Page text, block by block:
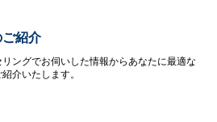
紹介
リングでお伺いした情報からあなたに最適な
介いたします。